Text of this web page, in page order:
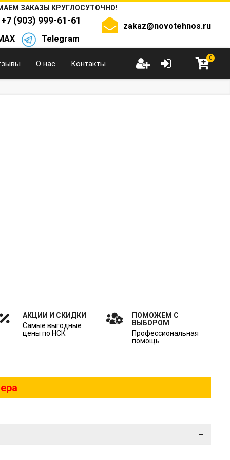
ЗАКАЗЫ КРУГЛОСУТОЧНО!
(903) 999-61-61
Telegram
zakaz@novotehnos.ru
О нас Контакты
0
АКЦИИ И СКИДКИ
Самые выгодные
цены по НСК
ПОМОЖЕМ С
ВЫБОРОМ
Профессиональная
помощь
-